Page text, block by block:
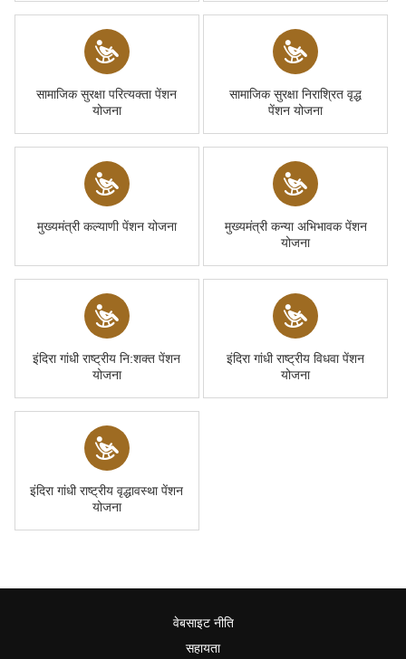
सामाजिक सुरक्षा परित्यक्ता पेंशन
योजना
सामाजिक सुरक्षा निराश्रित वृद्ध
पेंशन योजना
मुख्यमंत्री कल्याणी पेंशन योजना
मुख्‍यमंत्री कन्‍या अभिभावक पेंशन
योजना
इंदिरा गांधी राष्‍ट्रीय नि:शक्‍त पेंशन
योजना
इंदिरा गांधी राष्‍ट्रीय विधवा पेंशन
योजना
इंदिरा गांधी राष्‍ट्रीय वृद्धावस्‍था पेंशन
योजना
वेबसाइट नीति
सहायता